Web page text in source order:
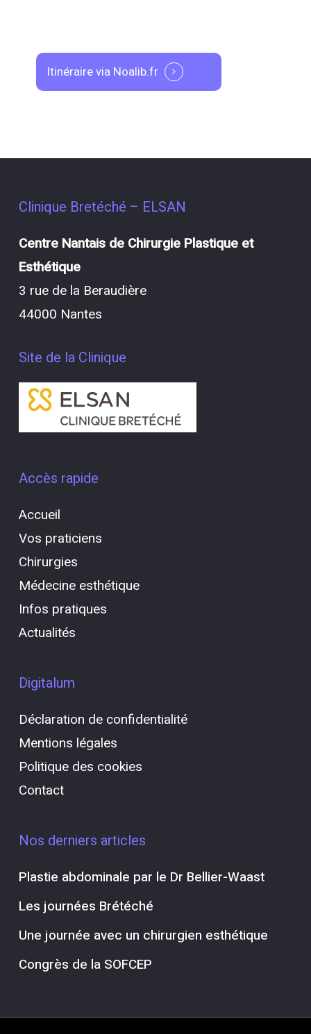
Itinéraire via Noalib.fr
Clinique Bretéché – ELSAN
Centre Nantais de Chirurgie Plastique et
Esthétique
3 rue de la Beraudière
44000 Nantes
Site de la Clinique
Accès rapide
Accueil
Vos praticiens
Chirurgies
Médecine esthétique
Infos pratiques
Actualités
Digitalum
Déclaration de confidentialité
Mentions légales
Politique des cookies
Contact
Nos derniers articles
Plastie abdominale par le Dr Bellier-Waast
Les journées Brétéché
Une journée avec un chirurgien esthétique
Congrès de la SOFCEP